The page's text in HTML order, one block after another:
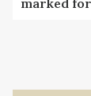
marked